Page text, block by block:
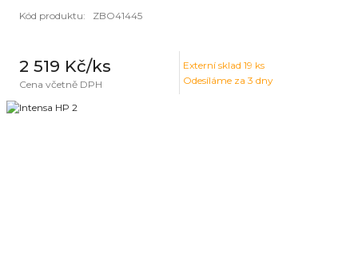
Kód produktu: ZBO41445
2 519 Kč/ks
Cena včetně DPH
Externí sklad 19 ks
Odesíláme za 3 dny